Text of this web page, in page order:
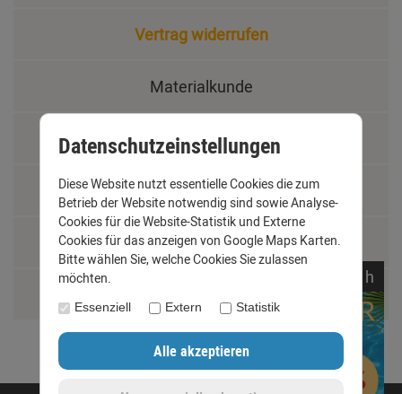
Vertrag widerrufen
Materialkunde
Fachbegriffe
Jobs
Montage und Installationshilfen
h
Datenschutzeinstellungen
Diese Website nutzt essentielle Cookies die zum
Betrieb der Website notwendig sind sowie Analyse-
Cookies für die Website-Statistik und Externe
Cookies für das anzeigen von Google Maps Karten.
Bitte wählen Sie, welche Cookies Sie zulassen
möchten.
Essenziell Extern Statistik